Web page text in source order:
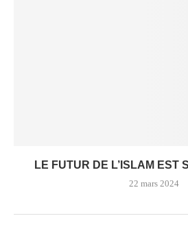
LE FUTUR DE L’ISLAM EST
22 mars 2024